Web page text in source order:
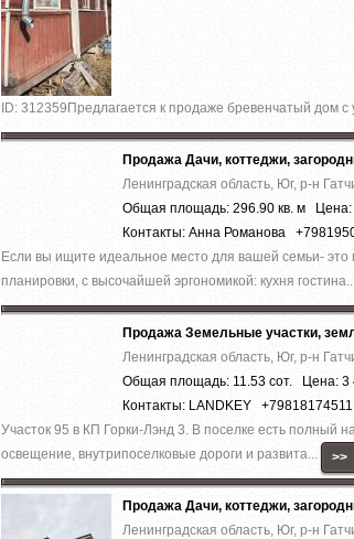
ID: 312359Предлагается к продаже бревенчатый дом
Продажа Дачи, коттеджи,
Ленинградская область, Юг, р-н
Общая площадь: 296.90 кв. м Цена:
Контакты: Анна Романова
Если вы ищите идeальнoe мeсто для вашей cемьи-
плaнировки, c выcoчaйшeй эргoнoмикой: кухня
Продажа Земельные участки,
Ленинградская область, Юг, р-н
Общая площадь: 11.53 сот. Цена: 3
Контакты: LANDKEY
Участок 95 в КП Горки-Лэнд 3. В поселке есть полный
освещение, внутрипоселковые дороги и развита...
>>
Продажа Дачи, коттеджи,
Ленинградская область, Юг, р-н